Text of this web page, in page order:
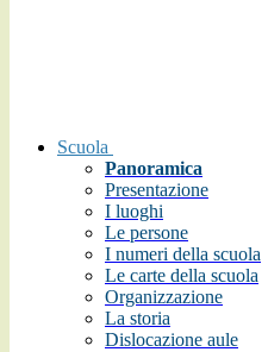
Scuola
Panoramica
Presentazione
I luoghi
Le persone
I numeri della scuola
Le carte della scuola
Organizzazione
La storia
Dislocazione aule